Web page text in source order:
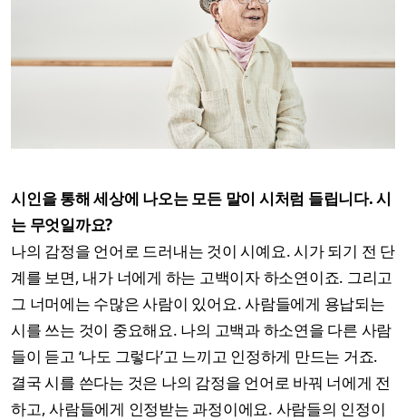
시인을 통해 세상에 나오는 모든 말이 시처럼 들립니다. 시
는 무엇일까요?
나의 감정을 언어로 드러내는 것이 시예요. 시가 되기 전 단
계를 보면, 내가 너에게 하는 고백이자 하소연이죠. 그리고
그 너머에는 수많은 사람이 있어요. 사람들에게 용납되는
시를 쓰는 것이 중요해요. 나의 고백과 하소연을 다른 사람
들이 듣고 ‘나도 그렇다’고 느끼고 인정하게 만드는 거죠.
결국 시를 쓴다는 것은 나의 감정을 언어로 바꿔 너에게 전
하고, 사람들에게 인정받는 과정이에요. 사람들의 인정이